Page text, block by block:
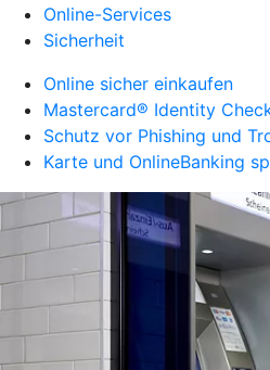
Online-Services
Sicherheit
Online sicher einkaufen
Mastercard® Identity
Schutz vor Phishing und
Karte und OnlineBanking